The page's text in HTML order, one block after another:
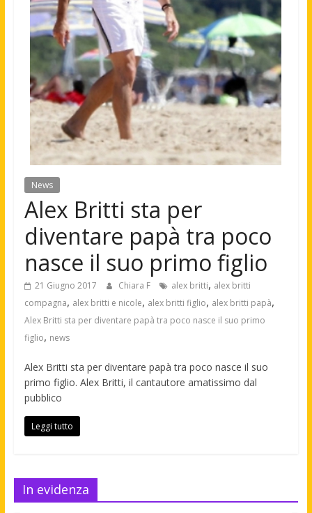
News
Alex Britti sta per
diventare papà tra poco
nasce il suo primo figlio
21 Giugno 2017 Chiara F alex britti, alex britti
compagna, alex britti e nicole, alex britti figlio, alex britti papà,
Alex Britti sta per diventare papà tra poco nasce il suo primo
figlio, news
Alex Britti sta per diventare papà tra poco nasce il suo
primo figlio. Alex Britti, il cantautore amatissimo dal
pubblico
Leggi tutto
In evidenza